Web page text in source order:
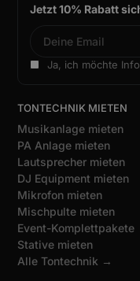
Jetzt 10% Rabatt
Ja, ich möchte
TONTECHNIK MIETEN
Musikanlage mieten
PA Anlage mieten
Lautsprecher mieten
DJ Equipment mieten
Mikrofon mieten
Mischpulte mieten
Event-Komplettpakete
Stative mieten
Alle Tontechnik →